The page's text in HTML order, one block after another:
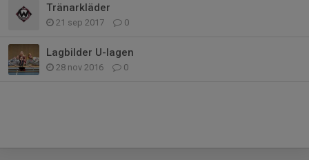
Tränarkläder
21 sep 2017 0
Lagbilder U-lagen
28 nov 2016 0